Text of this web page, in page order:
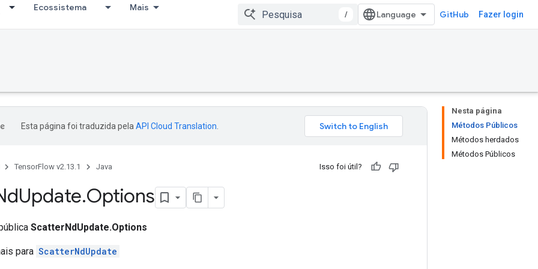
Ecossistema Mais
/ GitHub Fazer login
Nesta página
Métodos Públicos
Métodos herdados
Métodos Públicos
Esta página foi traduzida pela API Cloud Translation
TensorFlow v2.13.1 Java Isso foi útil?
Update.Options
ScatterNdUpdate.Options
para ScatterNdUpdate